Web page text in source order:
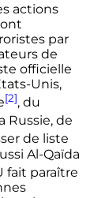
actions
par
de
officielle
Unis,
[2], du
Russie, de
de liste
Al-Qaïda
fait paraître